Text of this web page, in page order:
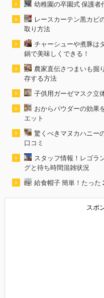
幼稚園の卒園式 保護者
レースカーテン黒カビ
取り方法
チャーシューや煮豚は
鍋で美味しくできる！
農家直伝さつまいも掘
存する方法
子供用ガーゼマスク立
おからパウダーの効果
エット
驚くべきマヌカハニー
口コミ
スタッフ情報！レゴラ
グと待ち時間混雑状況
給食帽子 簡単！たった
スポ